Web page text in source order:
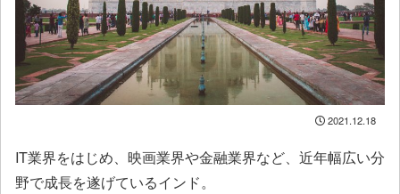
2021.12.18
IT業界をはじめ、映画業界や金融業界など、近年幅広い分
野で成長を遂げているインド。